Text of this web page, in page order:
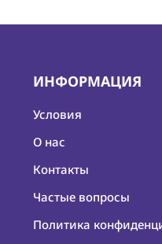
ИНФОРМАЦИЯ
Условия
О нас
Контакты
Частые вопросы
Политика